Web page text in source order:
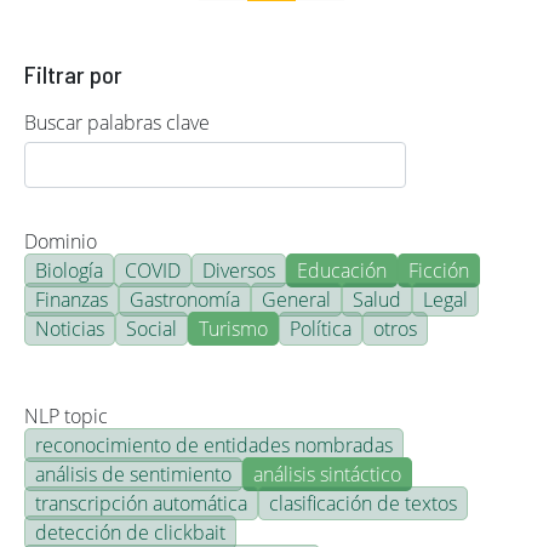
Filtrar por
Buscar palabras clave
Dominio
Biología
COVID Diversos Educación
Ficción
Finanzas
Gastronomía General Salud
Legal
Noticias
Social Turismo Política otros
NLP topic
reconocimiento de entidades nombradas
análisis de sentimiento
análisis sintáctico
transcripción automática
clasificación de textos
detección de clickbait